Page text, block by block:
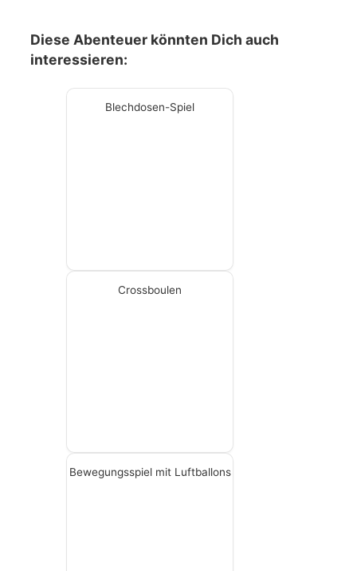
Diese Abenteuer könnten Dich auch
interessieren:
Blechdosen-Spiel
Crossboulen
Bewegungsspiel mit Luftballons